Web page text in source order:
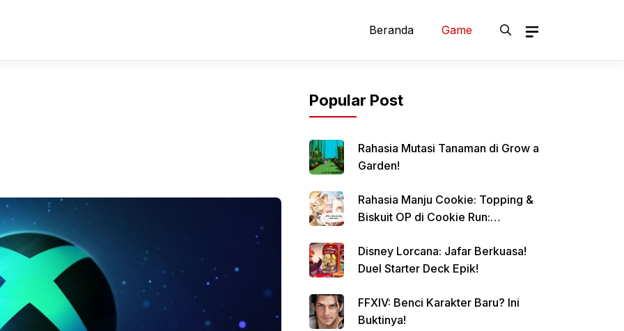
Beranda Game
Popular Post
Rahasia Mutasi Tanaman di Grow a
Garden!
Rahasia Manju Cookie: Topping &
Biskuit OP di Cookie Run:
Disney Lorcana: Jafar Berkuasa!
Duel Starter Deck Epik!
FFXIV: Benci Karakter Baru? Ini
Buktinya!